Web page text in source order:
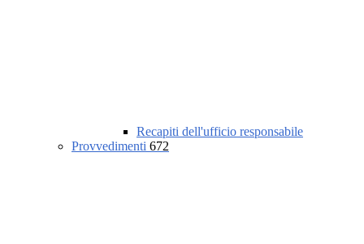
Recapiti dell'ufficio responsabile
Provvedimenti 672